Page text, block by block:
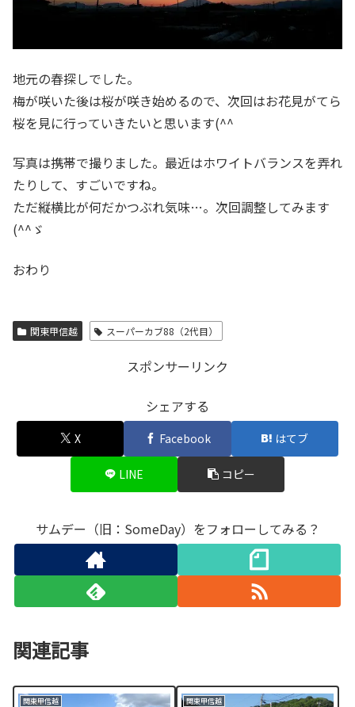
地元の春探しでした。
梅が咲いた後は桜が咲き始めるので、次回はお花見がてら
桜を見に行っていきたいと思います(^^
写真は携帯で撮りました。最近はホワイトバランスを弄れ
たりして、すごいですね。
ただ縦横比が何だかつぶれ気味…。次回調整してみます
(^^ゞ
おわり
関東甲信越 スーパーカブ88（2代目）
スポンサーリンク
シェアする
X Facebook はてブ
LINE コピー
サムデー（旧：SomeDay）をフォローしてみる？
関連記事
関東甲信越 関東甲信越